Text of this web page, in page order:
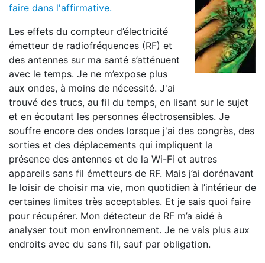
faire dans l'affirmative.
Les effets du compteur d’électricité
émetteur de radiofréquences (RF) et
des antennes sur ma santé s’atténuent
avec le temps. Je ne m’expose plus
aux ondes, à moins de nécessité. J'ai
trouvé des trucs, au fil du temps, en lisant sur le sujet
et en écoutant les personnes électrosensibles. Je
souffre encore des ondes lorsque j'ai des congrès, des
sorties et des déplacements qui impliquent la
présence des antennes et de la Wi-Fi et autres
appareils sans fil émetteurs de RF. Mais j’ai dorénavant
le loisir de choisir ma vie, mon quotidien à l’intérieur de
certaines limites très acceptables. Et je sais quoi faire
pour récupérer. Mon détecteur de RF m’a aidé à
analyser tout mon environnement. Je ne vais plus aux
endroits avec du sans fil, sauf par obligation.